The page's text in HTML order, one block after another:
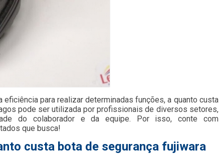
eficiência para realizar determinadas funções, a quanto custa
pode ser utilizada por profissionais de diversos setores,
do colaborador e da equipe. Por isso, conte com
que busca!
custa bota de segurança fujiwara